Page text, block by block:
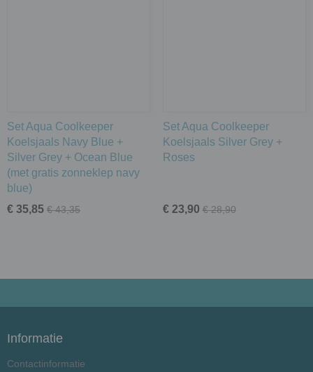
Set Aqua Coolkeeper
Koelsjaals Navy Blue +
Silver Grey + Ocean Blue
(met gratis zonneklep navy
blue)
€ 35,85 € 43,35
Set Aqua Coolkeeper
Koelsjaals Silver Grey +
Roses
€ 23,90 € 28,90
Informatie
Contactinformatie